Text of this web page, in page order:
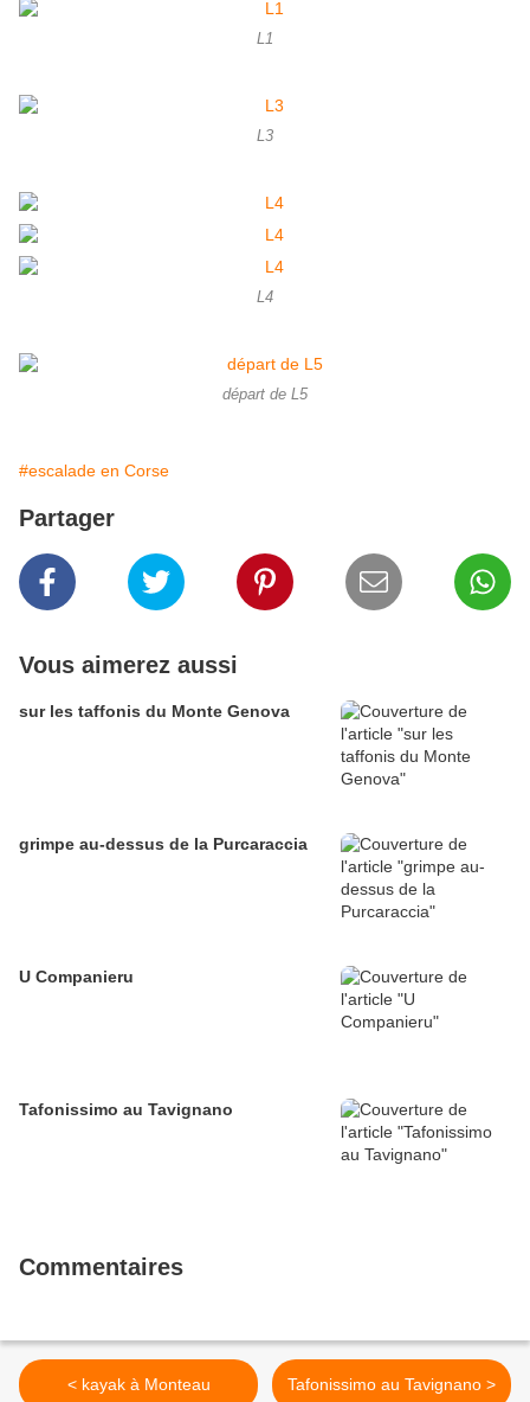
L1
L3
L4
départ de L5
#escalade en Corse
Partager
Vous aimerez aussi
sur les taffonis du Monte Genova
grimpe au-dessus de la Purcaraccia
U Companieru
Tafonissimo au Tavignano
Commentaires
< kayak à Monteau Tafonissimo au Tavignano >